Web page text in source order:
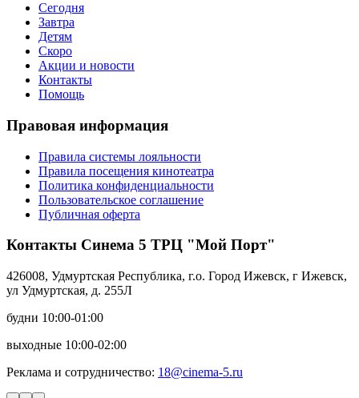
Сегодня
Завтра
Детям
Скоро
Акции и новости
Контакты
Помощь
Правовая информация
Правила системы лояльности
Правила посещения кинотеатра
Политика конфиденциальности
Пользовательское соглашение
Публичная оферта
Контакты Синема 5 ТРЦ "Мой Порт"
426008, Удмуртская Республика, г.о. Город Ижевск, г Ижевск,
ул Удмуртская, д. 255Л
будни 10:00-01:00
выходные 10:00-02:00
Реклама и сотрудничество: 18@cinema-5.ru